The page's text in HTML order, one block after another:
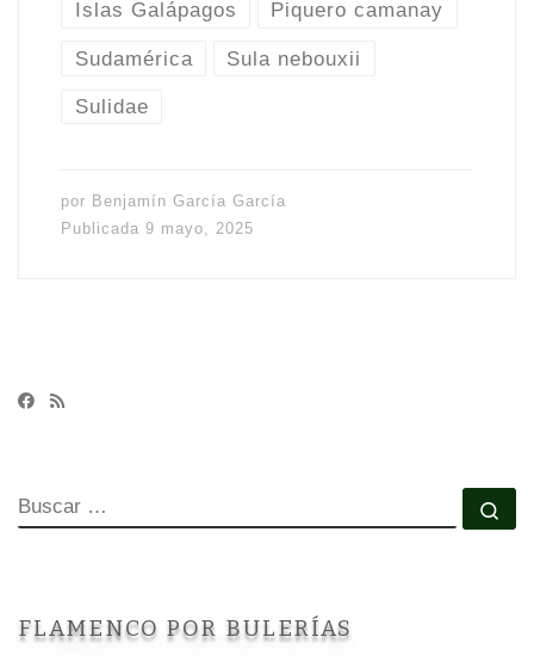
Islas Galápagos Piquero camanay
Sudamérica Sula nebouxii
Sulidae
por Benjamín García García
Publicada 9 mayo, 2025
BUSCAR
FLAMENCO POR BULERÍAS